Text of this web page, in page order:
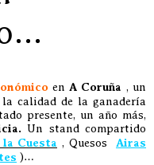
en A Coruña , un
calidad de la ganadería
presente, un año más,
Un stand compartido
la Cuesta , Quesos Airas
)…